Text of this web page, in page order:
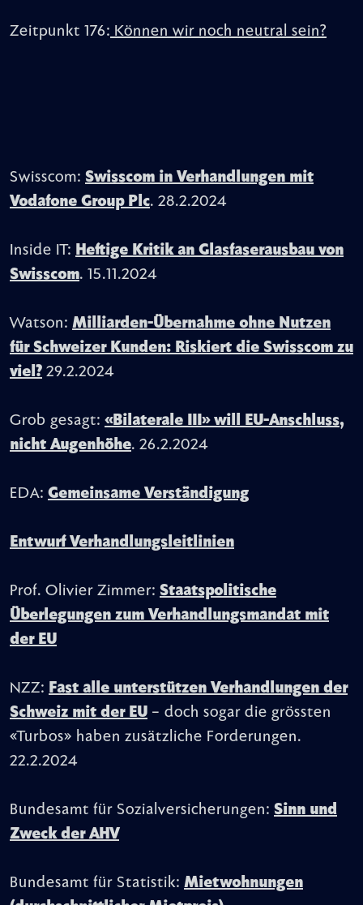
Zeitpunkt 176: Können wir noch neutral sein?
Swisscom: Swisscom in Verhandlungen mit
Vodafone Group Plc. 28.2.2024
Inside IT: Heftige Kritik an Glasfaserausbau von
Swisscom. 15.11.2024
Watson: Milliarden-Übernahme ohne Nutzen
für Schweizer Kunden: Riskiert die Swisscom zu
viel? 29.2.2024
Grob gesagt: «Bilaterale III» will EU-Anschluss,
nicht Augenhöhe. 26.2.2024
EDA: Gemeinsame Verständigung
Entwurf Verhandlungsleitlinien
Prof. Olivier Zimmer: Staatspolitische
Überlegungen zum Verhandlungsmandat mit
der EU
NZZ: Fast alle unterstützen Verhandlungen der
Schweiz mit der EU – doch sogar die grössten
«Turbos» haben zusätzliche Forderungen.
22.2.2024
Bundesamt für Sozialversicherungen: Sinn und
Zweck der AHV
Bundesamt für Statistik: Mietwohnungen